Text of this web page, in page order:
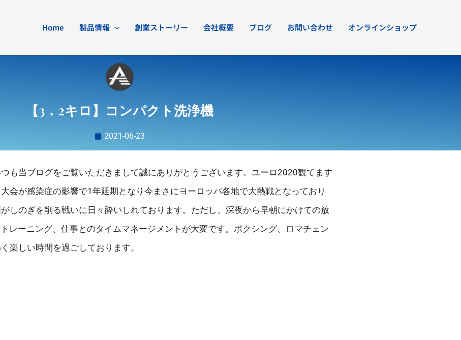
Home 製品情報 創業ストーリー 会社概要 ブログ お問い合わせ オンラインショップ
【3．2キロ】コンパクト洗浄機
2021-06-23
も当ブログをご覧いただきまして誠にありがとうございます。ユーロ2020観てます
会が感染症の影響で1年延期となり今まさにヨーロッパ各地で大熱戦となっており
しのぎを削る戦いに日々酔いしれております。ただし、深夜から早朝にかけての放
レーニング、仕事とのタイムマネージメントが大変です。ボクシング、ロマチェン
楽しい時間を過ごしております。